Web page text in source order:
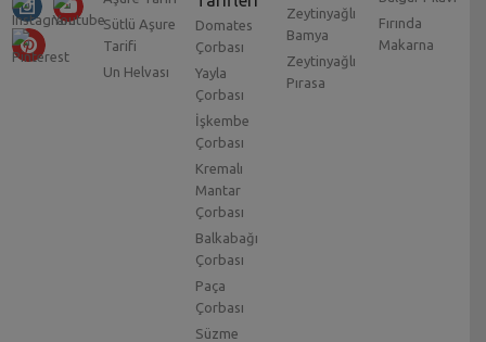
Sütlü Aşure
Tarifi
Un Helvası
Domates
Çorbası
Yayla
Çorbası
İşkembe
Çorbası
Kremalı
Mantar
Çorbası
Balkabağı
Çorbası
Paça
Çorbası
Süzme
Zeytinyağlı
Bamya
Zeytinyağlı
Pırasa
Fırında
Makarna